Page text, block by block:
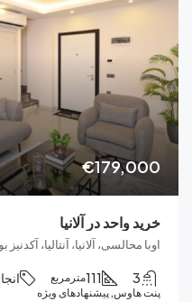
در آلانیا
آلانیا، آنتالیا، آکدنیز بولگسی، ترکیه
111مترمربع انجام - 069
پیشنهادهای ویژه